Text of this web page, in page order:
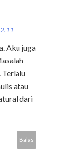
Aku juga
Terlalu
atau
dari
Balas